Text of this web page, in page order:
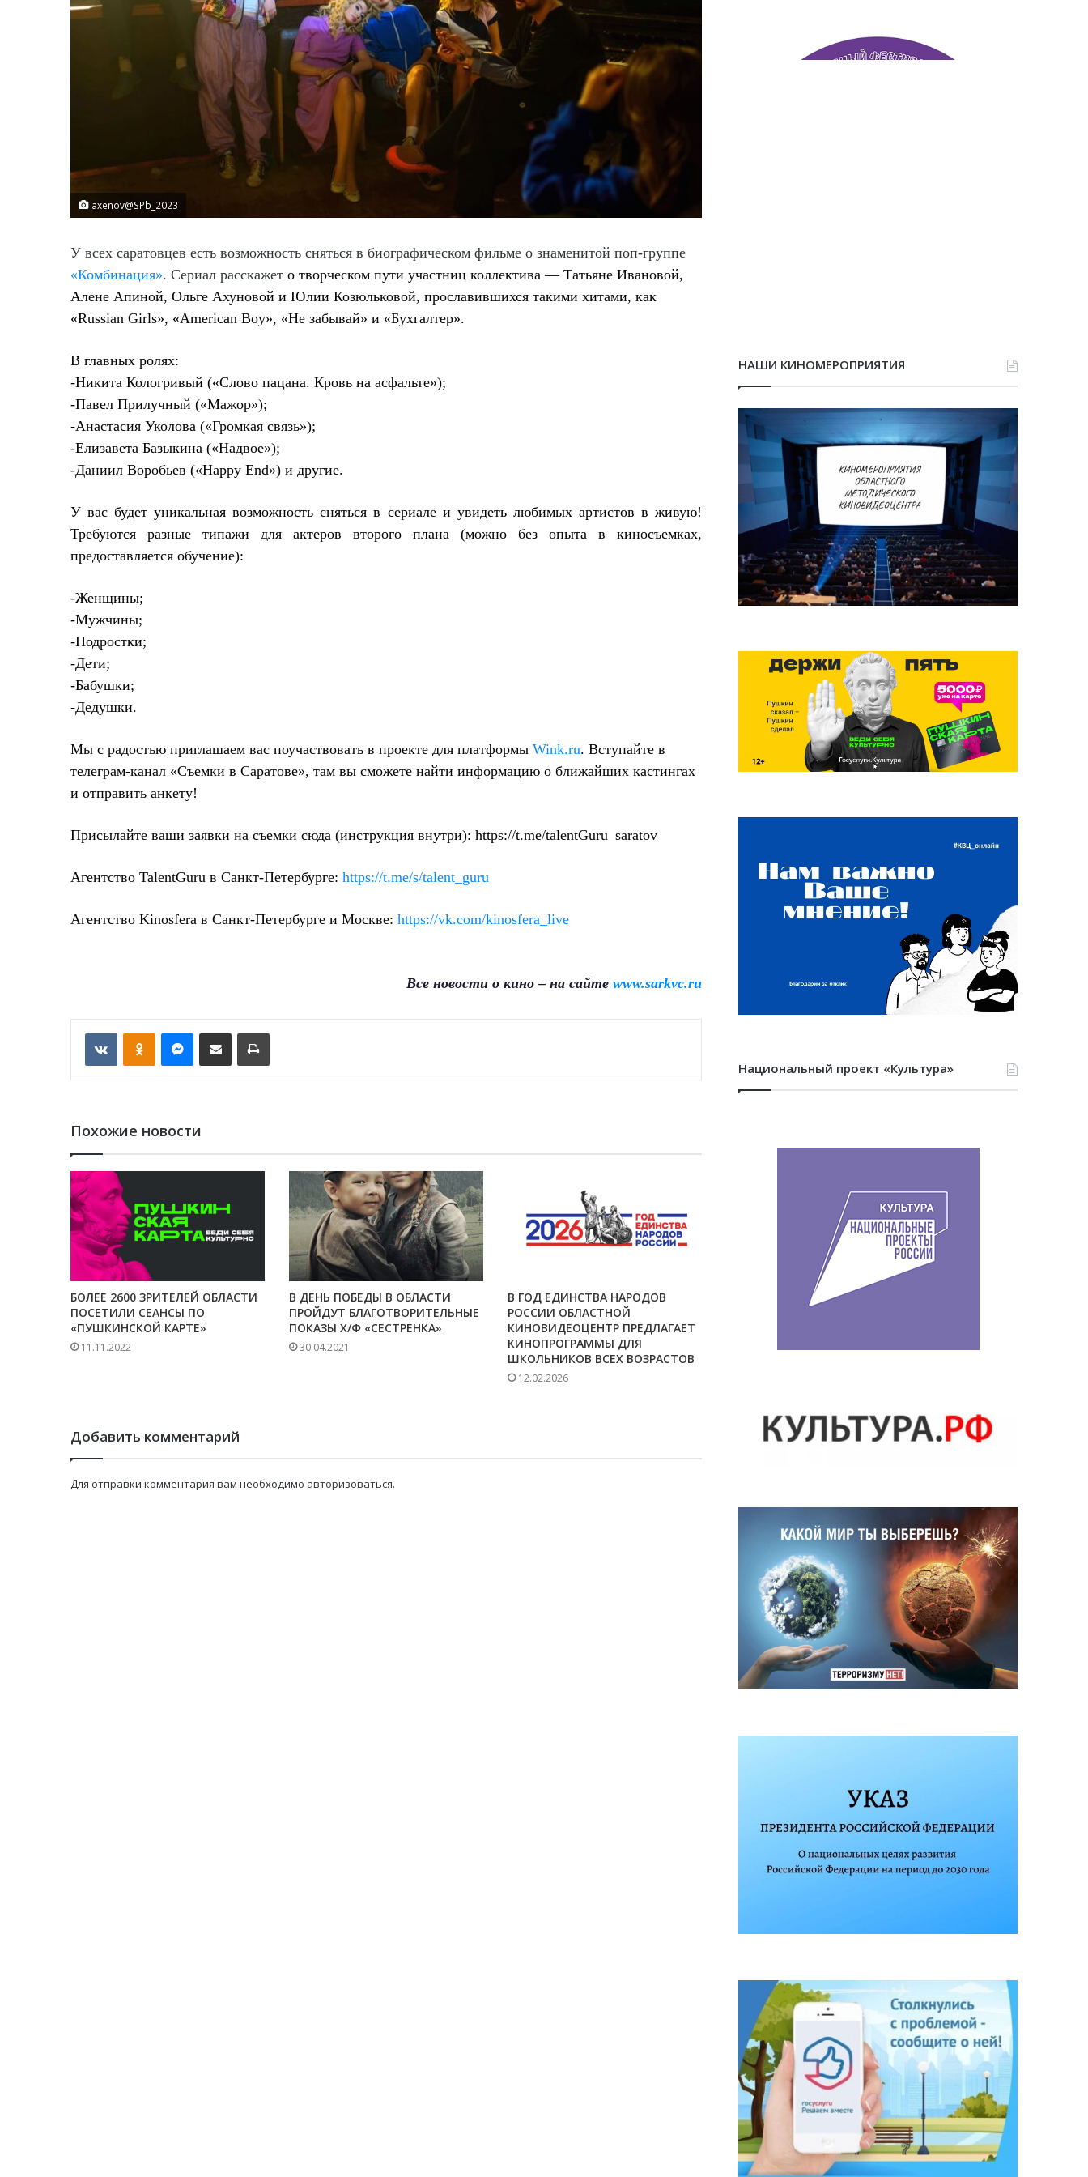
axenov@SPb_2023
У всех саратовцев есть возможность сняться в биографическом фильме о знаменитой поп-группе
«Комбинация». Сериал расскажет о творческом пути участниц коллектива —Татьяне Ивановой,
Алене Апиной, Ольге Ахуновой и Юлии Козюльковой, прославившихся такими хитами, как
«Russian Girls», «American Boy», «Не забывай» и «Бухгалтер».
В главных ролях:
-Никита Кологривый («Слово пацана. Кровь на асфальте»);
-Павел Прилучный («Мажор»);
-Анастасия Уколова («Громкая связь»);
-Елизавета Базыкина («Надвое»);
-Даниил Воробьев («Happy End») и другие.
У вас будет уникальная возможность сняться в сериале и увидеть любимых артистов в живую!
Требуются разные типажи для актеров второго плана (можно без опыта в киносъемках,
предоставляется обучение):
-Женщины;
-Мужчины;
-Подростки;
-Дети;
-Бабушки;
-Дедушки.
Мы с радостью приглашаем вас поучаствовать в проекте для платформы Wink.ru. Вступайте в
телеграм-канал «Съемки в Саратове», там вы сможете найти информацию о ближайших кастингах
и отправить анкету!
Присылайте ваши заявки на съемки сюда (инструкция внутри): https://t.me/talentGuru_saratov
Агентство TalentGuru в Санкт-Петербурге: https://t.me/s/talent_guru
Агентство Kinosfera в Санкт-Петербурге и Москве: https://vk.com/kinosfera_live
Все новости о кино – на сайте www.sarkvc.ru
VKontakte
Похожие новости
БОЛЕЕ 2600 ЗРИТЕЛЕЙ ОБЛАСТИ
ПОСЕТИЛИ СЕАНСЫ ПО
«ПУШКИНСКОЙ КАРТЕ»
11.11.2022
В ДЕНЬ ПОБЕДЫ В ОБЛАСТИ
ПРОЙДУТ БЛАГОТВОРИТЕЛЬНЫЕ
ПОКАЗЫ Х/Ф «СЕСТРЕНКА»
30.04.2021
В ГОД ЕДИНСТВА НАРОДОВ
РОССИИ ОБЛАСТНОЙ
КИНОВИДЕОЦЕНТР ПРЕДЛАГАЕТ
КИНОПРОГРАММЫ ДЛЯ
ШКОЛЬНИКОВ ВСЕХ ВОЗРАСТОВ
12.02.2026
Добавить комментарий
Для отправки комментария вам необходимо авторизоваться.
НАШИ КИНОМЕРОПРИЯТИЯ
Национальный проект «Культура»